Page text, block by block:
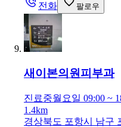
전화 팔로우
새이본의원 피부과
진료중월요일 09:00 ~
1.4km
경상북도 포항시 남구